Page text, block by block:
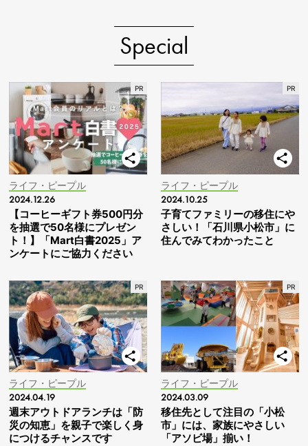
Special
ライフ・ピープル
2024.12.26
【コーヒーギフト券500円分
を抽選で50名様にプレゼン
ト！】「Mart白書2025」ア
ンケートにご協力ください
ライフ・ピープル
2024.10.25
子育てファミリーの移住にや
さしい！「石川県小松市」に
住んでみてわかったこと
ライフ・ピープル
2024.04.19
週末アウトドアランチは「防
災の知恵」を親子で楽しく身
につけるチャンスです
ライフ・ピープル
2024.03.09
移住先として注目の「小松
市」には、家族にやさしい
「アソビ場」揃い！